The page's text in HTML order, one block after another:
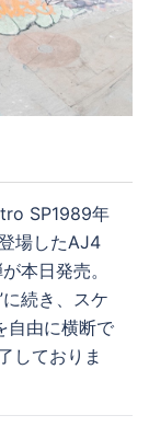
SP1989年
場したAJ4
本日発売。
続き、スケ
自由に横断で
しておりま